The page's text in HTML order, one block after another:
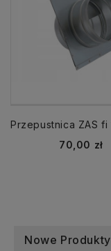
Cena
70,00 zł
Nowe Produkty